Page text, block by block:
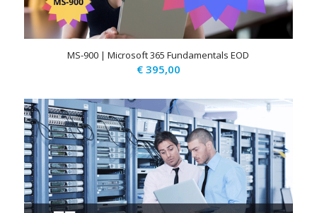
MS-900 | Microsoft 365 Fundamentals EOD
€395,00